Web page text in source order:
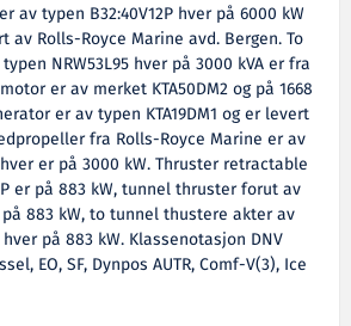
av typen B32:40V12P hver på 6000 kW
av Rolls-Royce Marine avd. Bergen. To
NRW53L95 hver på 3000 kVA er fra
er av merket KTA50DM2 og på 1668
er av typen KTA19DM1 og er levert
fra Rolls-Royce Marine er av
er på 3000 kW. Thruster retractable
er på 883 kW, tunnel thruster forut av
på 883 kW, to tunnel thustere akter av
hver på 883 kW. Klassenotasjon DNV
EO, SF, Dynpos AUTR, Comf-V(3), Ice